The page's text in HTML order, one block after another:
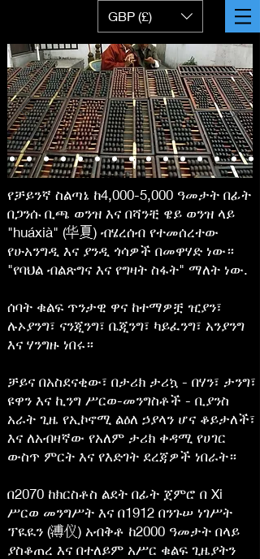
GBP (£)
የቻይንኛ ስልጣኔ ከ4,000-5,000 ዓመታት በፊት
በጋንሱ ቢጫ ወንዝ እና በሻንቺ ዌይ ወንዝ ላይ
"huáxià" (华夏) ብሄረሰብ የተመሰረተው
የሁአንግዲ እና ያንዲ ጎሳዎች በመዋሃድ ነው።
"የባህል ብልጽግና እና የግዛት ስፋት" ማለት ነው.
ሰባት ቁልፍ ጥንታዊ ዋና ከተማዎቿ ዢያን፣
ሉኦያንግ፣ ናንጂንግ፣ ቤጂንግ፣ ካይፈንግ፣ አንያንግ
እና ሃንግዙ ነበሩ።
ቻይና በአስደናቂው፣ በታሪክ ታሪኳ - በሃን፣ ታንግ፣
ዩዋን እና ኪንግ ሥርወ-መንግስቶች - ቢያንስ
አራት ጊዜ የኢኮኖሚ ልዕለ ኃያላን ሆና ቆይታለች፣
እና ለአብዛኛው የአለም ታሪክ ቀዳሚ የሀገር
ውስጥ ምርት እና የእድገት ደረጃዎች ነበራት።
በ2070 ከክርስቶስ ልደት በፊት ጀምሮ በ Xi
ሥርወ መንግሥት እና በ1912 በንጉሠ ነገሥት
ፕዪዪን (溥仪) አብቅቶ ከ2000 ዓመታት በላይ
ያስቆጠረ እና በተለይም አሥር ቁልፍ ጊዜያትን